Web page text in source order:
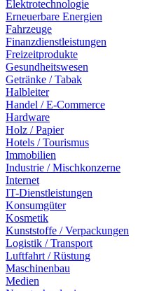
Elektrotechnologie
Erneuerbare Energien
Fahrzeuge
Finanzdienstleistungen
Freizeitprodukte
Gesundheitswesen
Getränke / Tabak
Halbleiter
Handel / E-Commerce
Hardware
Holz / Papier
Hotels / Tourismus
Immobilien
Industrie / Mischkonzerne
Internet
IT-Dienstleistungen
Konsumgüter
Kosmetik
Kunststoffe / Verpackungen
Logistik / Transport
Luftfahrt / Rüstung
Maschinenbau
Medien